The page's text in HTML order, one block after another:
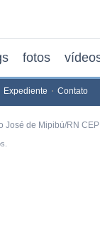
fotos
Expediente Contato
de Mipibú/RN